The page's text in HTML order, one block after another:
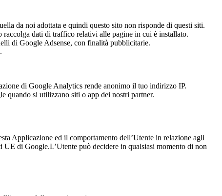
da noi adottata e quindi questo sito non risponde di questi siti.
dati di traffico relativi alle pagine in cui è installato.
di Google Adsense, con finalità pubblicitarie.
di Google Analytics rende anonimo il tuo indirizzo IP.
quando si utilizzano siti o app dei nostri partner.
Applicazione ed il comportamento dell’Utente in relazione agli
di Google.L’Utente può decidere in qualsiasi momento di non